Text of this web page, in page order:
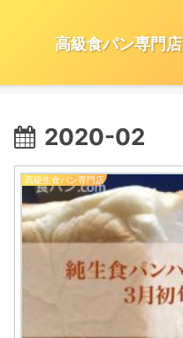
高級食パン専門
2020-02
高級生食パン専門店